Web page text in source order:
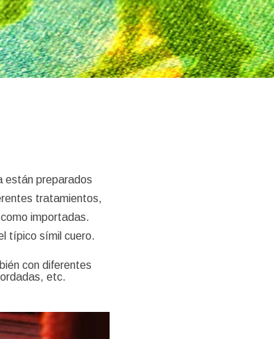
están preparados
tratamientos,
importadas.
típico símil cuero.
con diferentes
etc.